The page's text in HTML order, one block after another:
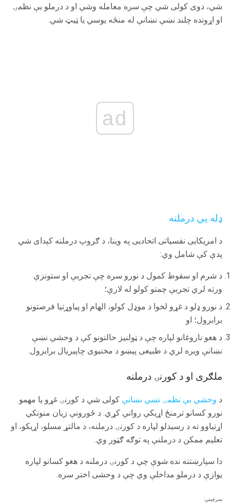
شي، دوی کولی شي چې سره معامله وشي او د درملو بې نظمۍ
او اړونده چلند نښې نښانې له منځه یوسي یا ټیټ شي.
ad
ډله یي درملنه
د امریکایی نفسیاتی اتحادیی په وینا، د ګروپ درملنه کېدای شي
پدې کې شامل وي:
د شرم او سقوط کمول د نورو سره چې تجربې او ستونزې
ورته لري تجربې چمتو کولو له لارې؛
د نورو ډلو د غړو لخوا د موډل کولو، الهام او پیاوړتیا فرصتونو
برابرول؛ او
د هغو ناروغانو لپاره چې د ټولنیز حالتونو کې د وحشي نښې
نښانې ویره لري د طبیعی پیښو د مخنیوی چاپیریال برابرول.
ملګری او د کورنۍ درملنه
د وحشي بې نظمۍ نښې نښانې کولی شي د کورنۍ غړو یا مهمو
نورو کسانو ترمنځ اړیکې روانې کړي. د ځورونې زیان منونکي
اړتیاوو ته د رسیدلو لپاره د کورنۍ درملنه، د مالتړ مسلو، اړیکو، او
تعلیم ممکن د درملنې په توګه ګټور وي.
دا سپارښتنه نده شوې چې د کورنۍ درملنه د هغو کسانو لپاره
یوازې د درملو مداخلې وي چې د وحشی اختر سره.
سرچینې: